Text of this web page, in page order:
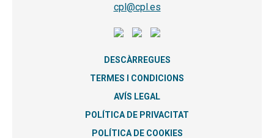
cpl@cpl.es
DESCÀRREGUES
TERMES I CONDICIONS
AVÍS LEGAL
POLÍTICA DE PRIVACITAT
POLÍTICA DE COOKIES